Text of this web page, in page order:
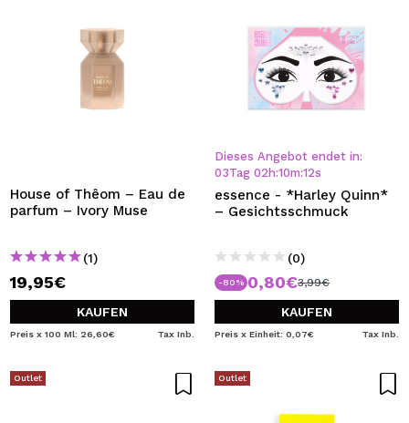
House of Thêom – Eau de
parfum – Ivory Muse
(1)
19,95€
KAUFEN
Preis x 100 Ml: 26,60€ Tax Inb.
Dieses Angebot endet in:
03Tag 02 h:10m:12s
essence - *Harley Quinn*
– Gesichtsschmuck
(0)
-80% 0,80€3,99€
KAUFEN
Preis x Einheit: 0,07€ Tax Inb.
Outlet Outlet